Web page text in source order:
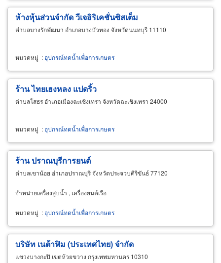
ห้างหุ้นส่วนจำกัด วีเจอิริเคชั่นซิสเต็ม
ตำบลบางรักพัฒนา อำเภอบางบัวทอง จังหวัดนนทบุรี 11110
หมวดหมู่ : อุปกรณ์ทดน้ำเพื่อการเกษตร
ร้าน ไทยเฮงหลง แปดริ้ว
ตำบลโสธร อำเภอเมืองฉะเชิงเทรา จังหวัดฉะเชิงเทรา 24000
หมวดหมู่ : อุปกรณ์ทดน้ำเพื่อการเกษตร
ร้าน ปราณบุรีการยนต์
ตำบลเขาน้อย อำเภอปราณบุรี จังหวัดประจวบคีรีขันธ์ 77120
จำหน่ายเครื่องสูบน้ำ , เครื่องยนต์เรือ
หมวดหมู่ : อุปกรณ์ทดน้ำเพื่อการเกษตร
บริษัท เนต้าฟิม (ประเทศไทย) จำกัด
แขวงบางกะปิ เขตห้วยขวาง กรุงเทพมหานคร 10310